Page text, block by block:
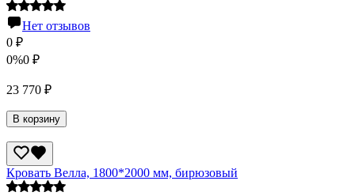
Нет отзывов
0 ₽
0%0 ₽
23 770 ₽
В корзину
Кровать Велла, 1800*2000 мм, бирюзовый